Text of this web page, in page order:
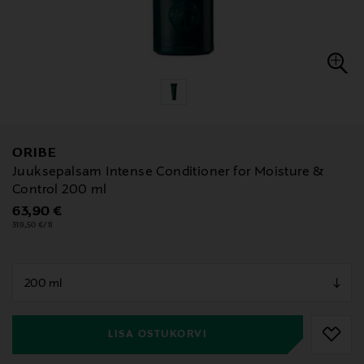
ORIBE
Juuksepalsam Intense Conditioner for Moisture &
Control 200 ml
Original Price
63,90 €
319,50 €/1l
LISA OSTUKORVI